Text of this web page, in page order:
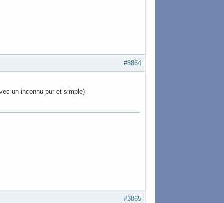
#3864
un inconnu pur et simple)
#3865